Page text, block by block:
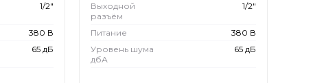
1/2"
380 В
65 дБ
Выходной
разъём
1/2"
Питание
380 В
Уровень шума
дбА
65 дБ